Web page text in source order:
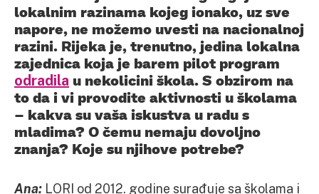
lokalnim razinama kojeg ionako, uz sve
napore, ne možemo uvesti na nacionalnoj
razini. Rijeka je, trenutno, jedina lokalna
zajednica koja je barem pilot program
odradila u nekolicini škola. S obzirom na
to da i vi provodite aktivnosti u školama
– kakva su vaša iskustva u radu s
mladima? O čemu nemaju dovoljno
znanja? Koje su njihove potrebe?
Ana: LORI od 2012. godine surađuje sa školama i